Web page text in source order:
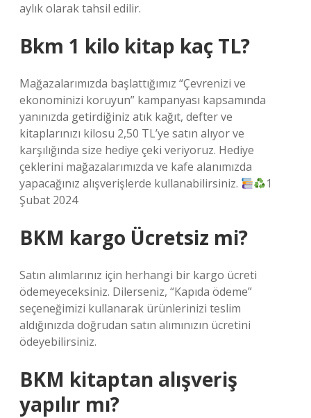
aylık olarak tahsil edilir.
Bkm 1 kilo kitap kaç TL?
Mağazalarımızda başlattığımız “Çevrenizi ve
ekonominizi koruyun” kampanyası kapsamında
yanınızda getirdiğiniz atık kağıt, defter ve
kitaplarınızı kilosu 2,50 TL’ye satın alıyor ve
karşılığında size hediye çeki veriyoruz. Hediye
çeklerini mağazalarımızda ve kafe alanımızda
yapacağınız alışverişlerde kullanabilirsiniz.
1
Şubat 2024
BKM kargo Ücretsiz mi?
Satın alımlarınız için herhangi bir kargo ücreti
ödemeyeceksiniz. Dilerseniz, “Kapıda ödeme”
seçeneğimizi kullanarak ürünlerinizi teslim
aldığınızda doğrudan satın alımınızın ücretini
ödeyebilirsiniz.
BKM kitaptan alışveriş
yapılır mı?